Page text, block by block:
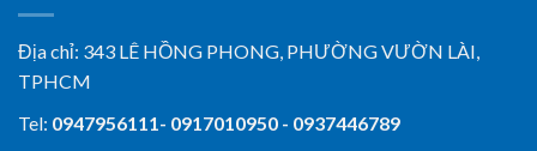
Địa chỉ: 343 LÊ HỒNG PHONG, PHƯỜNG VƯỜN LÀI,
TPHCM
Tel: 0947956111- 0917010950 - 0937446789